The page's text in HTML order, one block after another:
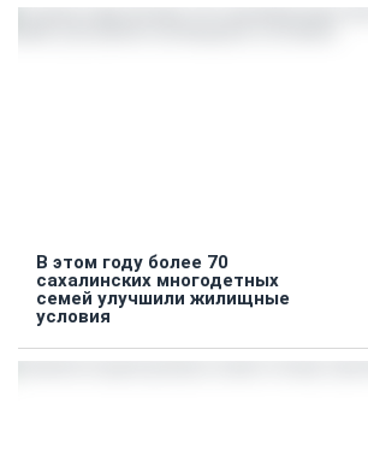
В этом году более 70
сахалинских многодетных
семей улучшили жилищные
условия